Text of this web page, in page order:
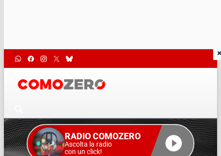
RADIO COMOZERO
Ascolta la radio
con un click!